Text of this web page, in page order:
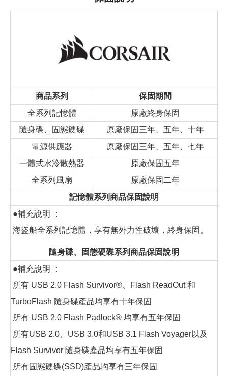
商品系列
保固期間
全系列記憶體
原廠終身保固
隨身碟、固態硬碟
原廠保固三年、五年、十年
電源供應器
原廠保固三年、五年、七年
一體式水冷散熱器
原廠保固五年
全系列風扇
原廠保固二年
記憶體系列商品保固說明
●補充說明 ：
海盜船全系列記憶體，享有無外力性破壞，終身保固。
隨身碟、固態硬碟系列商品保固說明
●補充說明 ：
所有 USB 2.0 Flash Survivor®、Flash ReadOut 和
TurboFlash 隨身碟產品均享有十年保固
所有 USB 2.0 Flash Padlock® 均享有五年保固
所有USB 2.0、USB 3.0和USB 3.1 Flash Voyager以及
Flash Survivor 隨身碟產品均享有五年保固
所有固態硬碟(SSD)產品均享有三年保固